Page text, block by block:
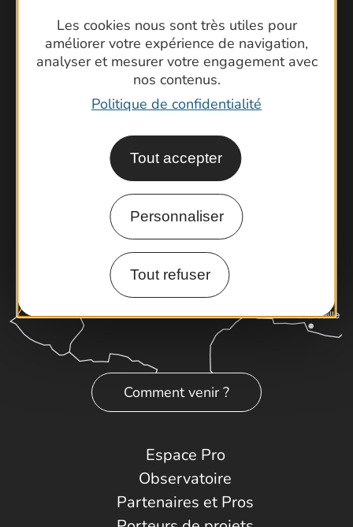
Les cookies nous sont très utiles pour
améliorer votre expérience de navigation,
analyser et mesurer votre engagement avec
nos contenus.
Politique de confidentialité
Tout accepter
Personnaliser
Tout refuser
Contactez-nous !
Foire aux questions
Brochures
Cartoguides et Topoguides
Latitude Gard
Comment venir ?
Espace Pro
Observatoire
Partenaires et Pros